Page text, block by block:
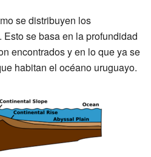
se distribuyen los
se basa en la profundidad
encontrados y en lo que ya se
habitan el océano uruguayo.